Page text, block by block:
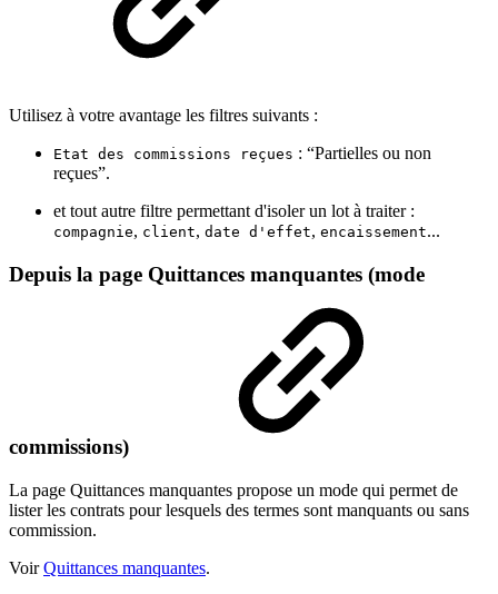
Utilisez à votre avantage les filtres suivants :
Etat des commissions reçues : “Partielles ou non
reçues”.
et tout autre filtre permettant d'isoler un lot à traiter :
compagnie, client, date d'effet, encaissement...
Depuis la page Quittances manquantes (mode
commissions)
La page Quittances manquantes propose un mode qui permet de
lister les contrats pour lesquels des termes sont manquants ou sans
commission.
VoirQuittances manquantes.